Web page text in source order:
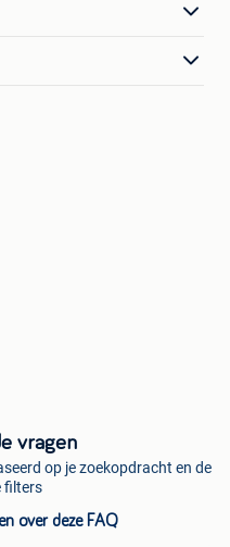
vragen
op je zoekopdracht en de
filters
over deze FAQ